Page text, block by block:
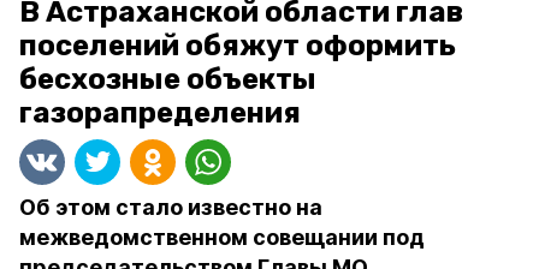
В Астраханской области глав
поселений обяжут оформить
бесхозные объекты
газорапределения
Об этом стало известно на
межведомственном совещании под